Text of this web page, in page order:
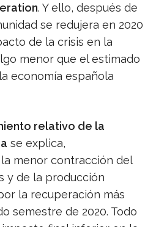
. Y ello, después de
se redujera en 2020
de la crisis en la
menor que el estimado
economía española
relativo de la
se explica,
menor contracción del
y de la producción
la recuperación más
semestre de 2020. Todo